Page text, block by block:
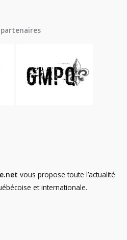
vous propose toute l’actualité
et internationale.